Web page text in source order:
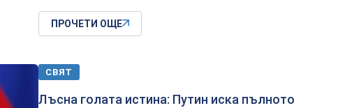
ПРОЧЕТИ ОЩЕ
СВЯТ
Лъсна голата истина: Путин иска пълното